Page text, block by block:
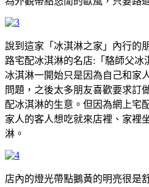
說到這家「冰淇淋之家」內行的
路宅配冰淇淋的名店:「駱師父冰
冰淇淋一開始只是因為自己和家
問題，之後太多朋友喜歡要求訂
配冰淇淋的生意。但因為網上宅
家人的客人想吃就來店裡、家裡
淋。
店內的燈光帶點鵝黃的明亮很是